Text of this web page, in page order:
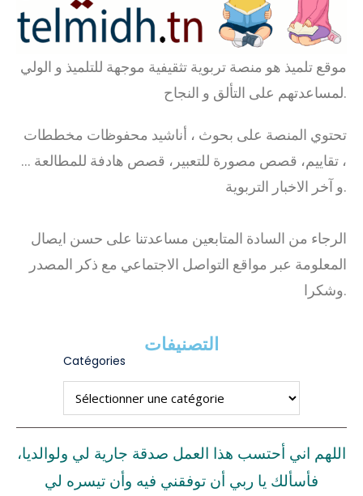
موقع تلميذ هو منصة تربوية تثقيفية موجهة للتلميذ و الولي
لمساعدتهم على التألق و النجاح.
تحتوي المنصة على بحوث ، أناشيد محفوظات مخططات
، تقاييم، قصص مصورة للتعبير، قصص هادفة للمطالعة …
و آخر الاخبار التربوية.
الرجاء من السادة المتابعين مساعدتنا على حسن ايصال
المعلومة عبر مواقع التواصل الاجتماعي مع ذكر المصدر
وشكرا.
التصنيفات
Catégories
اللهم اني أحتسب هذا العمل صدقة جارية لي ولوالديا،
فأسألك يا ربي أن توفقني فيه وأن تيسره لي